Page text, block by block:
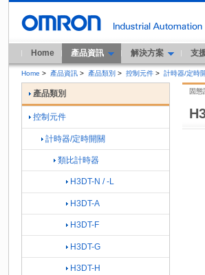
Home 產品資訊 解決方案 支
Home > 產品資訊 > 產品類別 > 控制元件 > 計時器/定時
固態
產品類別
控制元件
計時器/定時開關
類比計時器
H3DT-N / -L
H3DT-A
H3DT-F
H3DT-G
H3DT-H